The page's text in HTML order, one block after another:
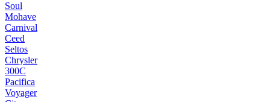
Soul
Mohave
Carnival
Ceed
Seltos
Chrysler
300C
Pacifica
Voyager